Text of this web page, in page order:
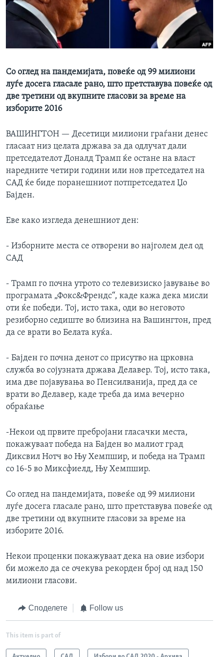
ИНТЕРВЈУА
Јазици
Со оглед на пандемијата, повеќе од 99 милиони
луѓе досега гласале рано, што претставува повеќе од
две третини од вкупните гласови за време на
изборите 2016
ВАШИНГТОН — Десетици милиони граѓани денес
гласаат низ целата држава за да одлучат дали
претседателот Доналд Трамп ќе остане на власт
наредните четири години или нов претседател на
САД ќе биде поранешниот потпретседател Џо
Бајден.
Еве како изгледа денешниот ден:
- Изборните места се отворени во најголем дел од
САД
- Трамп го почна утрото со телевизиско јавување во
програмата „Фокс&Френдс“, каде кажа дека мисли
оти ќе победи. Тој, исто така, оди во неговото
резиборно седиште во близина на Вашингтон, пред
да се врати во Белата куќа.
- Бајден го почна денот со присутво на црковна
служба во сојузната држава Делавер. Тој, исто така,
има две појавувања во Пенсилванија, пред да се
врати во Делавер, каде треба да има вечерно
обраќање
-Некои од првите пребројани гласачки места,
покажуваат победа на Бајден во малиот град
Диксвил Нотч во Њу Хемпшир, и победа на Трамп
со 16-5 во Миксфиелд, Њу Хемпшир.
Со оглед на пандемијата, повеќе од 99 милиони
луѓе досега гласале рано, што претставува повеќе од
две третини од вкупните гласови за време на
изборите 2016.
Некои проценки покажуваат дека на овие избори
би можело да се очекува рекорден број од над 150
милиони гласови.
Споделете Follow us
This item is part of